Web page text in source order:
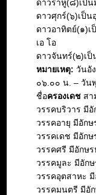
ดาวราหู(๘)เป็
ดาวศุกร์(๖)เป็
ดาวอาทิตย์(๑)
เอ โอ
ดาวจันทร์(๒)เ
หมายเหตุ: วันอั
๐๖.๐๐ น. – วัน
ชื่อครองเดช สา
วรรคบริวาร มี
วรรคอายุ มีอัก
วรรคเดช มีอัก
วรรคศรี มีอักษ
วรรคมูละ มีอัก
วรรคอุตสาหะ
วรรคมนตรี มีอั